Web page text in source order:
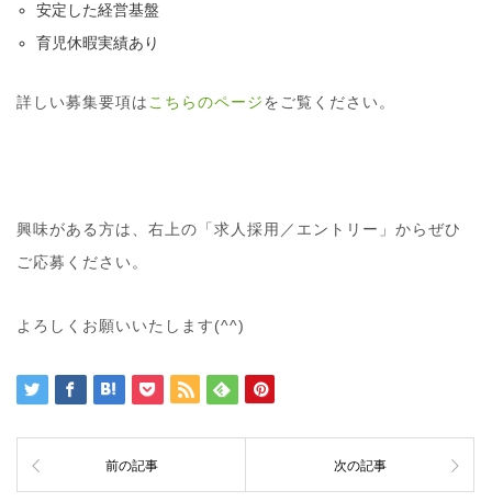
安定した経営基盤
育児休暇実績あり
詳しい募集要項は こちらのページをご覧ください。
興味がある方は、右上の「求人採用／エントリー」からぜひ
ご応募ください。
よろしくお願いいたします(^^)
前の記事 次の記事